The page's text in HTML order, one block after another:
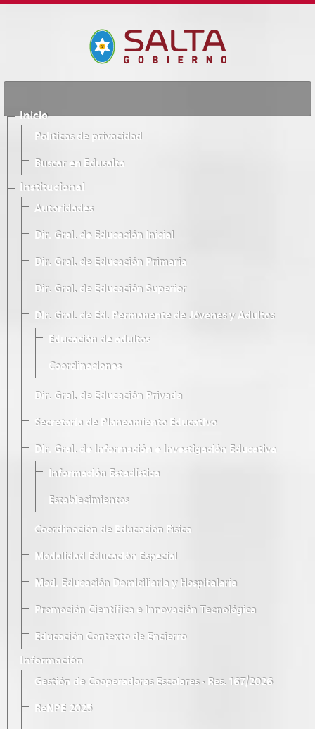
Inicio
Políticas de privacidad
Buscar en Edusalta
Institucional
Autoridades
Dir. Gral. de Educación Inicial
Dir. Gral. de Educación Primaria
Dir. Gral. de Educación Superior
Dir. Gral. de Ed. Permanente de Jóvenes y Adultos
Educación de adultos
Coordinaciones
Dir. Gral. de Educación Privada
Secretaría de Planeamiento Educativo
Dir. Gral. de Información e Investigación Educativa
Información Estadística
Establecimientos
Coordinación de Educación Física
Modalidad Educación Especial
Mod. Educación Domiciliaria y Hospitalaria
Promoción Científica e Innovación Tecnológica
Educación Contexto de Encierro
Información
Gestión de Cooperadoras Escolares · Res. 167/2026
ReNPE 2025